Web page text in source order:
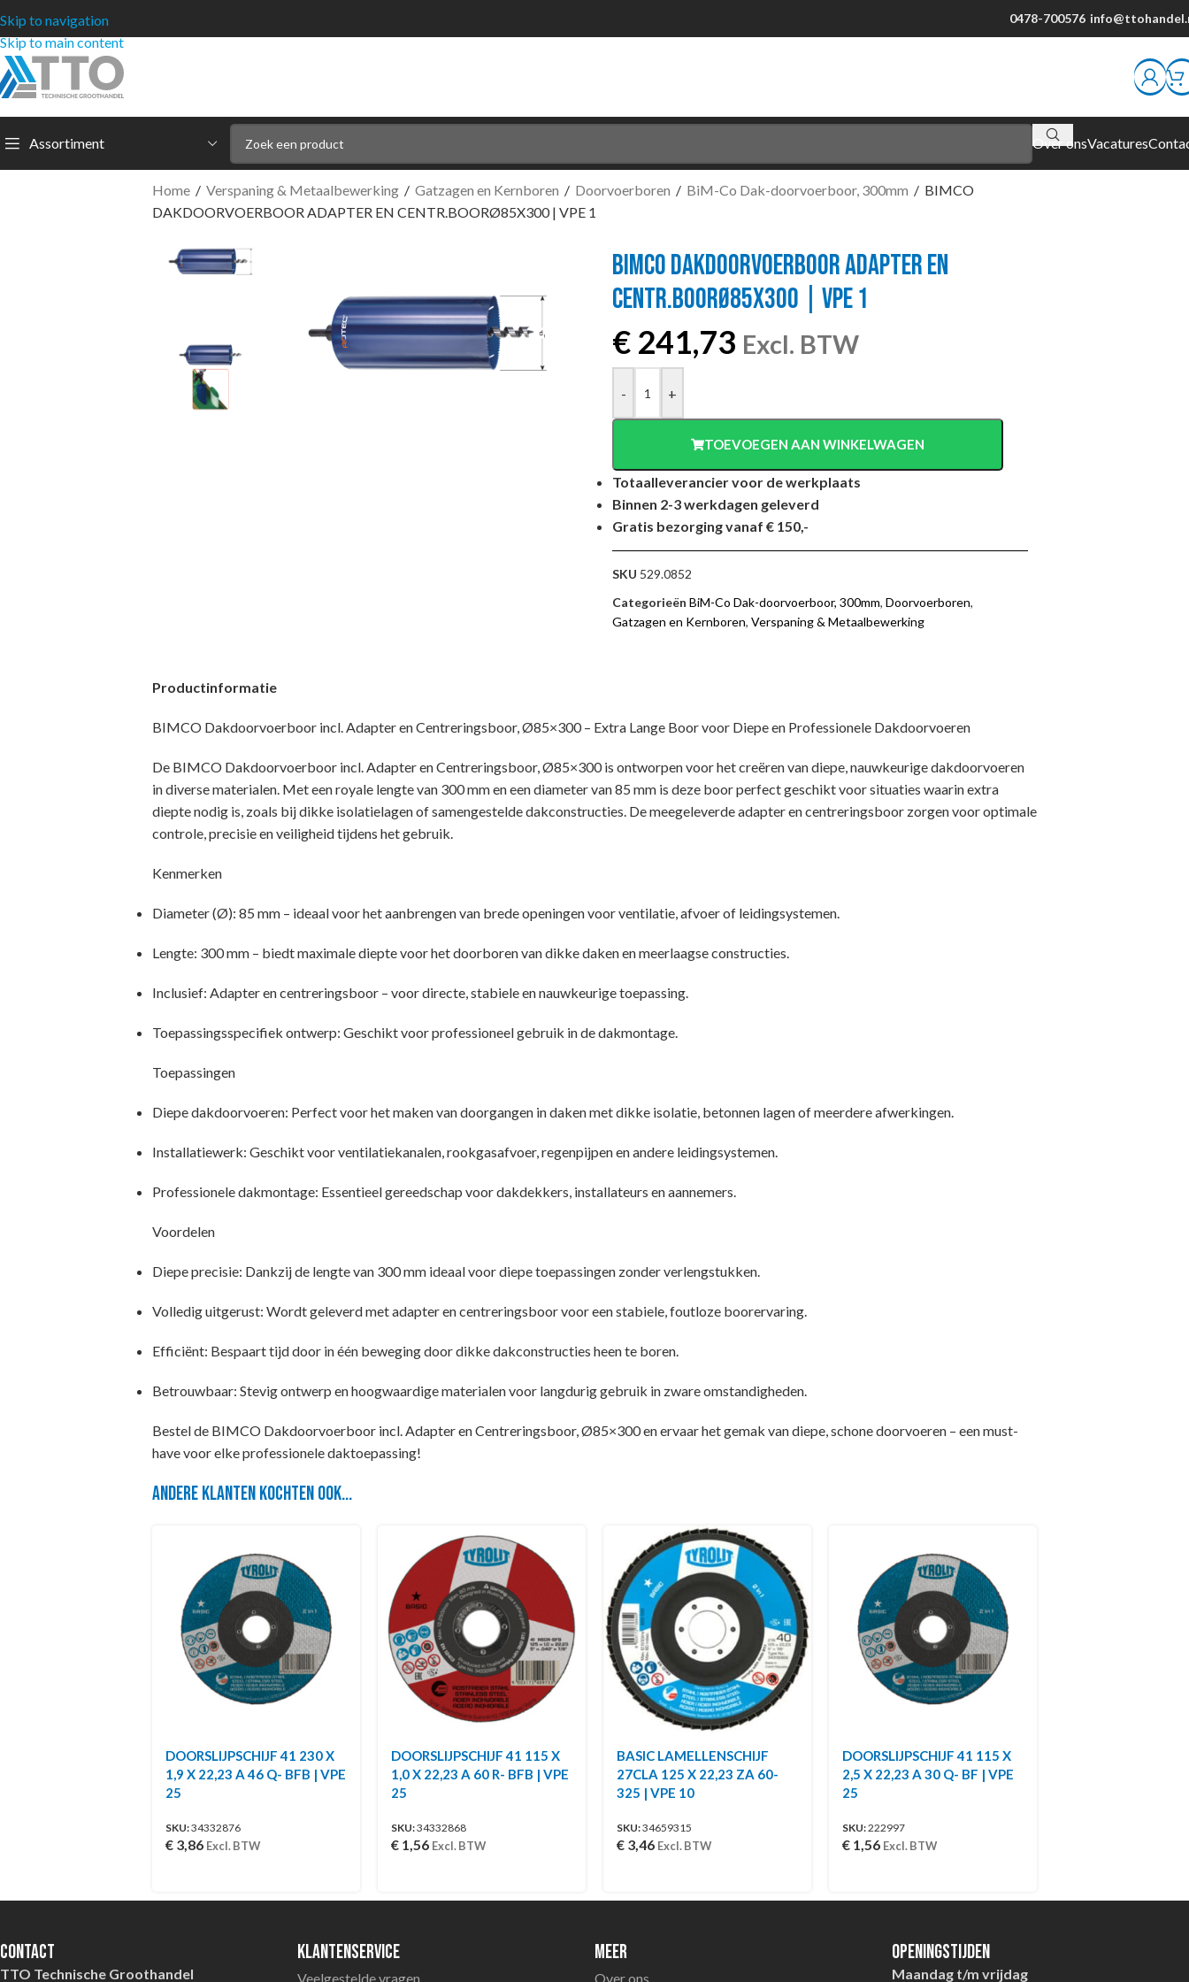
Skip to navigation
Skip to main content
0478-700576
Assortiment Over onsVacatures
Home / Verspaning & Metaalbewerking / Gatzagen en Kernboren / Doorvoerboren / BiM-Co Dak-doorvoerboor, 300mm / BIMCO
DAKDOORVOERBOOR ADAPTER EN CENTR.BOORØ85X300 | VPE 1
BIMCO DAKDOORVOERBOOR ADAPTER EN
CENTR.BOORØ85X300 | VPE 1
€ 241,73 Excl. BTW
- +
TOEVOEGEN AAN WINKELWAGEN
Totaalleverancier voor de werkplaats
Binnen 2-3 werkdagen geleverd
Gratis bezorging vanaf € 150,-
SKU 529.0852
Categorieën BiM-Co Dak-doorvoerboor, 300mm, Doorvoerboren,
Gatzagen en Kernboren, Verspaning & Metaalbewerking
Productinformatie
BIMCO Dakdoorvoerboor incl. Adapter en Centreringsboor, Ø85×300 – Extra Lange Boor voor Diepe en Professionele Dakdoorvoeren
De BIMCO Dakdoorvoerboor incl. Adapter en Centreringsboor, Ø85×300 is ontworpen voor het creëren van diepe, nauwkeurige dakdoorvoeren
in diverse materialen. Met een royale lengte van 300 mm en een diameter van 85 mm is deze boor perfect geschikt voor situaties waarin extra
diepte nodig is, zoals bij dikke isolatielagen of samengestelde dakconstructies. De meegeleverde adapter en centreringsboor zorgen voor optimale
controle, precisie en veiligheid tijdens het gebruik.
Kenmerken
Diameter (Ø): 85 mm – ideaal voor het aanbrengen van brede openingen voor ventilatie, afvoer of leidingsystemen.
Lengte: 300 mm – biedt maximale diepte voor het doorboren van dikke daken en meerlaagse constructies.
Inclusief: Adapter en centreringsboor – voor directe, stabiele en nauwkeurige toepassing.
Toepassingsspecifiek ontwerp: Geschikt voor professioneel gebruik in de dakmontage.
Toepassingen
Diepe dakdoorvoeren: Perfect voor het maken van doorgangen in daken met dikke isolatie, betonnen lagen of meerdere afwerkingen.
Installatiewerk: Geschikt voor ventilatiekanalen, rookgasafvoer, regenpijpen en andere leidingsystemen.
Professionele dakmontage: Essentieel gereedschap voor dakdekkers, installateurs en aannemers.
Voordelen
Diepe precisie: Dankzij de lengte van 300 mm ideaal voor diepe toepassingen zonder verlengstukken.
Volledig uitgerust: Wordt geleverd met adapter en centreringsboor voor een stabiele, foutloze boorervaring.
Efficiënt: Bespaart tijd door in één beweging door dikke dakconstructies heen te boren.
Betrouwbaar: Stevig ontwerp en hoogwaardige materialen voor langdurig gebruik in zware omstandigheden.
Bestel de BIMCO Dakdoorvoerboor incl. Adapter en Centreringsboor, Ø85×300 en ervaar het gemak van diepe, schone doorvoeren – een must-
have voor elke professionele daktoepassing!
Andere klanten kochten ook...
DOORSLIJPSCHIJF 41 230 X
1,9 X 22,23 A 46 Q- BFB | VPE
25
SKU:34332876
€ 3,86 Excl. BTW
DOORSLIJPSCHIJF 41 115 X
1,0 X 22,23 A 60 R- BFB | VPE
25
SKU:34332868
€ 1,56 Excl. BTW
BASIC LAMELLENSCHIJF
27CLA 125 X 22,23 ZA 60-
325 | VPE 10
SKU:34659315
€ 3,46 Excl. BTW
DOORSLIJPSCHIJF 41 115 X
2,5 X 22,23 A 30 Q- BF | VPE
25
SKU:222997
€ 1,56 Excl. BTW
Contact
TTO Technische Groothandel
Klantenservice
Veelgestelde vragen
Meer
Over ons
Openingstijden
Maandag t/m vrijdag